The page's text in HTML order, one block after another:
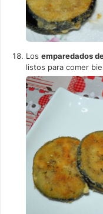
Losemparedados
listos para comer